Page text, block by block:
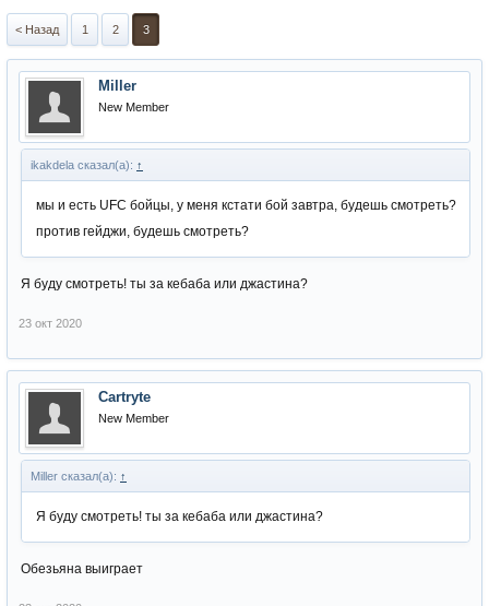
< Назад 1 2 3
Miller
New Member
ikakdela сказал(а): ↑
мы и есть UFC бойцы, у меня кстати бой завтра, будешь смотреть?
против гейджи, будешь смотреть?
Я буду смотреть! ты за кебаба или джастина?
23 окт 2020
Cartryte
New Member
Miller сказал(а): ↑
Я буду смотреть! ты за кебаба или джастина?
Обезьяна выиграет